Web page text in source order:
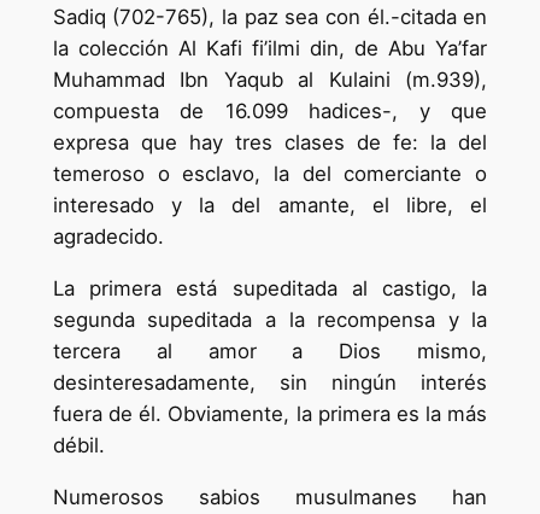
Sadiq (702-765), la paz sea con él.-citada en
la colección Al Kafi fi’ilmi din, de Abu Ya’far
Muhammad Ibn Yaqub al Kulaini (m.939),
compuesta de 16.099 hadices-, y que
expresa que hay tres clases de fe: la del
temeroso o esclavo, la del comerciante o
interesado y la del amante, el libre, el
agradecido.
La primera está supeditada al castigo, la
segunda supeditada a la recompensa y la
tercera al amor a Dios mismo,
desinteresadamente, sin ningún interés
fuera de él. Obviamente, la primera es la más
débil.
Numerosos sabios musulmanes han